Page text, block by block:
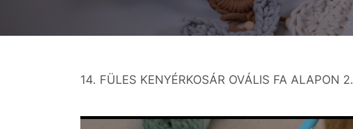
14. FÜLES KENYÉRKOSÁR OVÁLIS FA ALAPON 2.